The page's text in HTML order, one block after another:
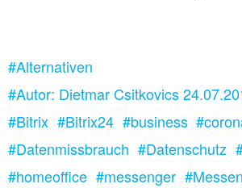
#Alternativen
#Autor: Dietmar Csitkovics
#Bitrix #Bitrix24 #business
#Datenmissbrauch #Datenschutz
#homeoffice #messenger